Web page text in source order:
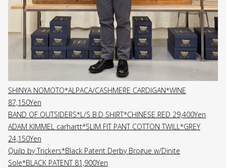
SHINYA NOMOTO*ALPACA/CASHMERE CARDIGAN*WINE
87,150Yen
BAND OF OUTSIDERS*L/S B.D SHIRT*CHINESE RED 29,400Yen
ADAM KIMMEL carhartt*SLIM FIT PANT COTTON TWILL*GREY
24,150Yen
Quilp by Trickers*Black Patent Derby Brogue w/Dinite
Sole*BLACK PATENT 81,900Yen